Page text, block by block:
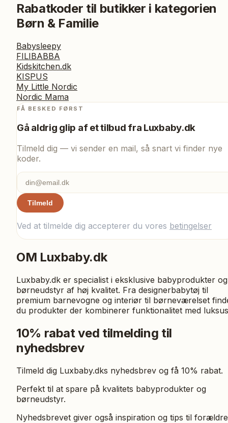
Rabatkoder til butikker i kategorien
Børn & Familie
Babysleepy
FILIBABBA
Kidskitchen.dk
KISPUS
My Little Nordic
Nordic Mama
FÅ BESKED FØRST
Gå aldrig glip af et tilbud fra Luxbaby.dk
Tilmeld dig — vi sender en mail, så snart vi finder nye
koder.
Tilmeld
Ved at tilmelde dig accepterer du vores betingelser
OM Luxbaby.dk
Luxbaby.dk er specialist i eksklusive babyprodukter og
børneudstyr af høj kvalitet. Fra designerbabytøj til
premium barnevogne og interiør til børneværelset
du produkter der kombinerer funktionalitet med
10% rabat ved tilmelding til
nyhedsbrev
Tilmeld dig Luxbaby.dks nyhedsbrev og få 10% rabat.
Perfekt til at spare på kvalitets babyprodukter og
børneudstyr.
Nyhedsbrevet giver også inspiration og tips til